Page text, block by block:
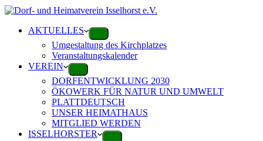
AKTUELLES
Umgestaltung des Kirchplatzes
Veranstaltungskalender
VEREIN
DORFENTWICKLUNG 2030
ÖKOWERK FÜR NATUR UND UMWELT
PLATTDEUTSCH
UNSER HEIMATHAUS
MITGLIED WERDEN
ISSELHORSTER